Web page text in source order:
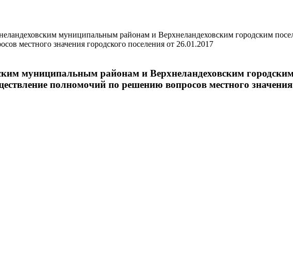
муниципальным районам и Верхнеландеховским городским
местного значения городского поселения от 26.01.2017
муниципальным районам и Верхнеландеховским
полномочий по решению вопросов местного значения